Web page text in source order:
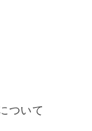
ついて